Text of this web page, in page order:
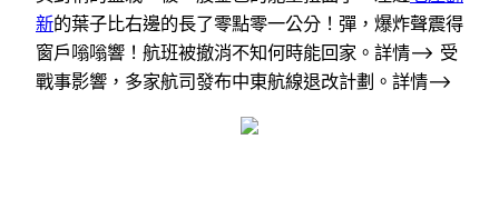
新的葉子比右邊的長了零點零一公分！彈，爆炸聲震得
窗戶嗡嗡響！航班被撤消不知何時能回家。詳情–> 受
戰事影響，多家航司發布中東航線退改計劃。詳情–>